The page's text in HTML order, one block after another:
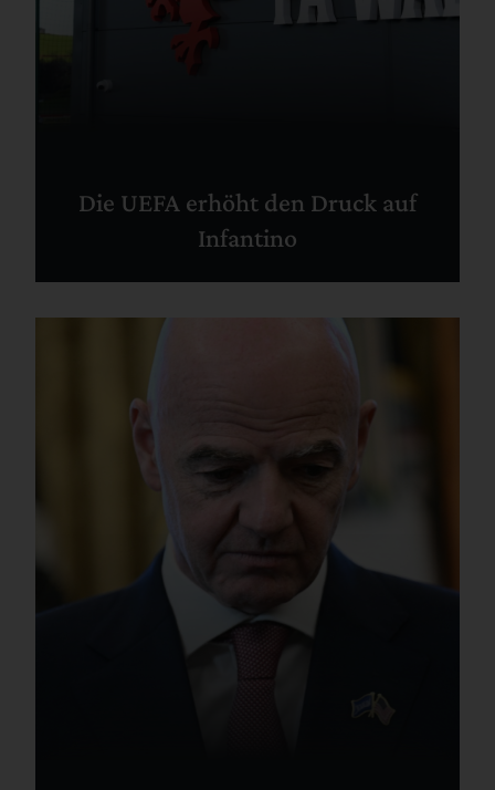
Die UEFA erhöht den Druck auf
Infantino